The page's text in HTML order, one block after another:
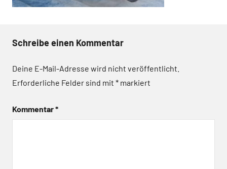
Schreibe einen Kommentar
Deine E-Mail-Adresse wird nicht veröffentlicht.
Erforderliche Felder sind mit * markiert
Kommentar*